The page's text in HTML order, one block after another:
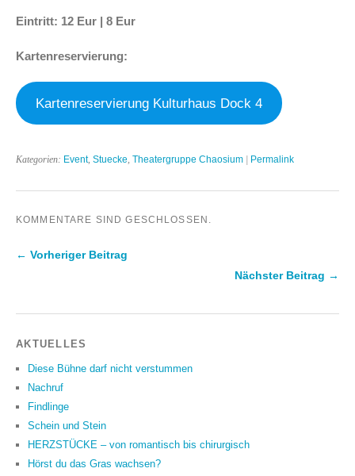
Eintritt: 12 Eur | 8 Eur
Kartenreservierung:
Kartenreservierung Kulturhaus Dock 4
Kategorien: Event, Stuecke, Theatergruppe Chaosium Permalink
KOMMENTARE SIND GESCHLOSSEN.
← Vorheriger Beitrag
Nächster Beitrag →
AKTUELLES
Diese Bühne darf nicht verstummen
Nachruf
Findlinge
Schein und Stein
HERZSTÜCKE – von romantisch bis chirurgisch
Hörst du das Gras wachsen?